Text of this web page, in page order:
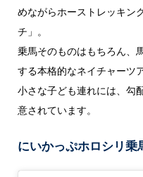
めながらホーストレッキン
チ」。
乗馬そのものはもちろん、
する本格的なネイチャーツ
小さな子ども連れには、勾
意されています。
にいかっぷホロシリ乗